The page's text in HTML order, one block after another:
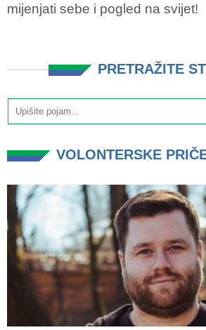
mijenjati sebe i pogled na svijet!
PRETRAŽITE
VOLONTERSKE